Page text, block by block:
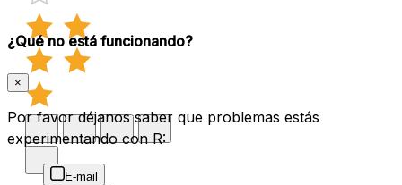
¿Qué no está funcionando?
×
Por favor déjanos saber que problemas estás
experimentando con R:
E-mail